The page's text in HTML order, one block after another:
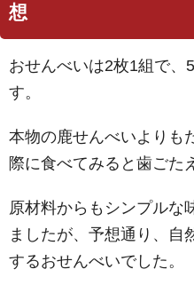
想
おせんべいは2枚1組で、
す。
本物の鹿せんべいよりも
際に食べてみると歯ごた
原材料からもシンプルな
ましたが、予想通り、自
するおせんべいでした。